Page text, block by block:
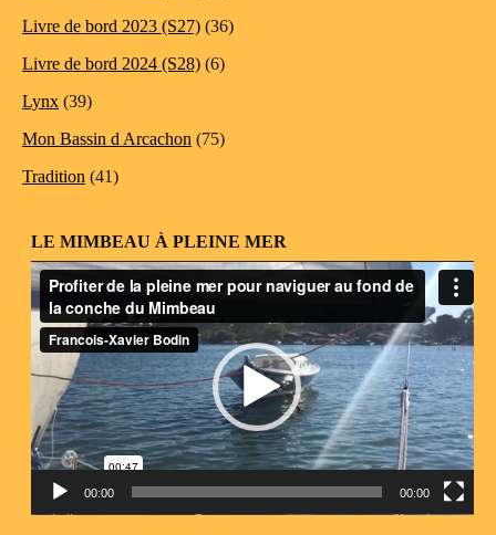
Livre de bord 2023 (S27) (36)
Livre de bord 2024 (S28) (6)
Lynx (39)
Mon Bassin d Arcachon (75)
Tradition (41)
LE MIMBEAU À PLEINE MER
Lecteur
vidéo
00:00 00:00